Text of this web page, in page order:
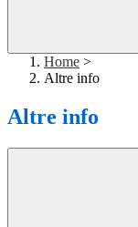
Home >
Altre info
Altre info